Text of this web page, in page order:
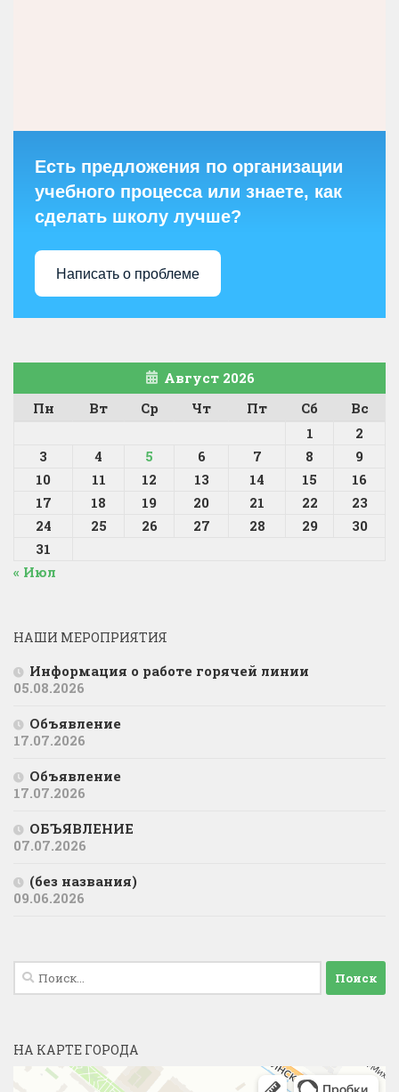
Есть предложения по организации
учебного процесса или знаете, как
сделать школу лучше?
Написать о проблеме
Август 2026
Пн
Вт Ср Чт Пт Сб
Вс
1
2
3
4 5 6 7 8
9
10
11 12 13 14 15
16
17
18 19 20 21 22
23
24
25 26 27 28 29
30
31
« Июл
НАШИ МЕРОПРИЯТИЯ
Информация о работе горячей линии
05.08.2026
Объявление
17.07.2026
Объявление
17.07.2026
ОБЪЯВЛЕНИЕ
07.07.2026
(без названия)
09.06.2026
Найти:
НА КАРТЕ ГОРОДА